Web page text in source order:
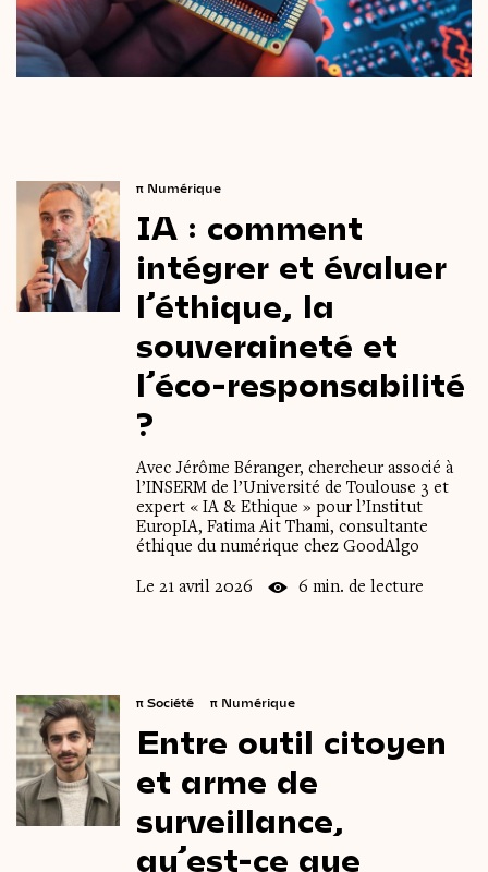
π Numérique
IA : comment
intégrer et évaluer
l’éthique, la
souveraineté et
l’éco-responsabilité
?
Avec Jérôme Béranger, chercheur associé à
l’INSERM de l’Université de Toulouse 3 et
expert « IA & Ethique » pour l’Institut
EuropIA, Fatima Ait Thami, consultante
éthique du numérique chez GoodAlgo
Le 21 avril 2026 6 min. de lecture
π Société π Numérique
Entre outil citoyen
et arme de
surveillance,
qu’est-ce que